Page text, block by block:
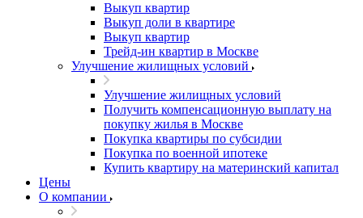
Выкуп квартир
Выкуп доли в квартире
Выкуп квартир
Трейд-ин квартир в Москве
Улучшение жилищных условий
Улучшение жилищных условий
Получить компенсационную выплату на
покупку жилья в Москве
Покупка квартиры по субсидии
Покупка по военной ипотеке
Купить квартиру на материнский капитал
Цены
О компании